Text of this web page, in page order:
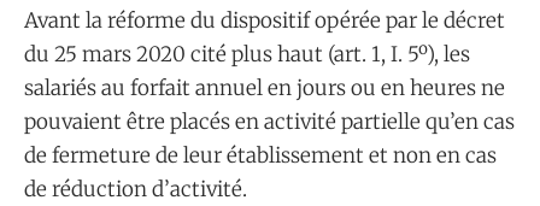
Avant la réforme du dispositif opérée par le décret
du 25 mars 2020 cité plus haut (art. 1, I. 5º), les
salariés au forfait annuel en jours ou en heures ne
pouvaient être placés en activité partielle qu’en cas
de fermeture de leur établissement et non en cas
de réduction d’activité.